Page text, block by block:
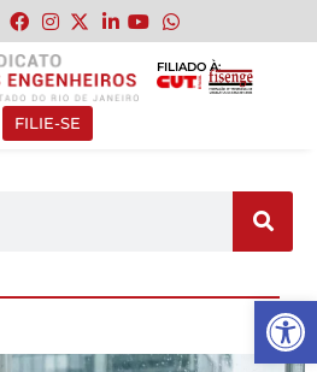
Abrir
FILIADO À:
FILIE-SE